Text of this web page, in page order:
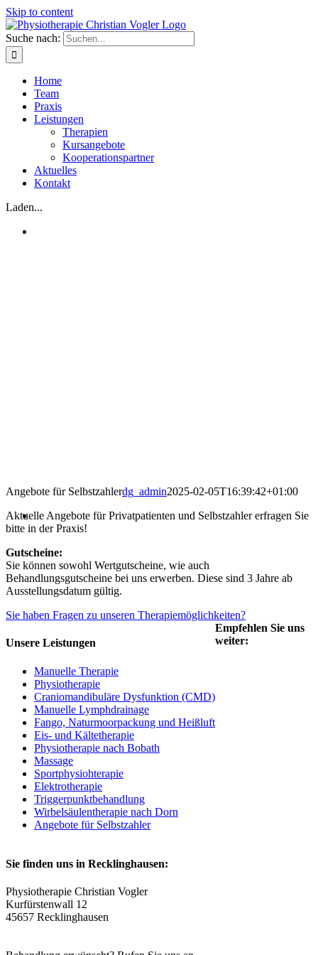
Skip to content
Suche nach:
Home
Team
Praxis
Leistungen
Therapien
Kursangebote
Kooperationspartner
Aktuelles
Kontakt
Laden...
Angebote für Selbstzahlerdg_admin2025-02-05T16:39:42+01:00
Aktuelle Angebote für Privatpatienten und Selbstzahler erfragen Sie
bitte in der Praxis!
Gutscheine:
Sie können sowohl Wertgutscheine, wie auch
Behandlungsgutscheine bei uns erwerben. Diese sind 3 Jahre ab
Ausstellungsdatum gültig.
Sie haben Fragen zu unseren Therapiemöglichkeiten?
Unsere Leistungen
Manuelle Therapie
Physiotherapie
Craniomandibuläre Dysfunktion (CMD)
Manuelle Lymphdrainage
Fango, Naturmoorpackung und Heißluft
Eis- und Kältetherapie
Physiotherapie nach Bobath
Massage
Sportphysiohterapie
Elektrotherapie
Triggerpunktbehandlung
Wirbelsäulentherapie nach Dorn
Angebote für Selbstzahler
Empfehlen Sie uns
weiter:
Sie finden uns in Recklinghausen:
Physiotherapie Christian Vogler
Kurfürstenwall 12
45657 Recklinghausen